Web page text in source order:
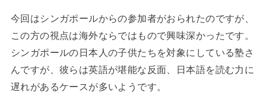
今回はシンガポールからの参加者がおられたのですが、
この方の視点は海外ならではもので興味深かったです。
シンガポールの日本人の子供たちを対象にしている塾さ
んですが、彼らは英語が堪能な反面、日本語を読む力に
遅れがあるケースが多いようです。